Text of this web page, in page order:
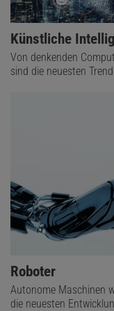
Künstliche
Von denkenden
sind die neuesten
Roboter
Autonome Maschinen
die neuesten